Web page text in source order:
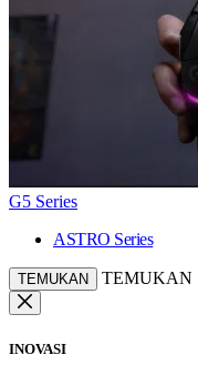
G5 Series
ASTRO Series
TEMUKAN TEMUKAN
INOVASI